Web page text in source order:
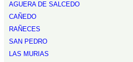
AGUERA DE SALCEDO
CAÑEDO
RAÑECES
SAN PEDRO
LAS MURIAS